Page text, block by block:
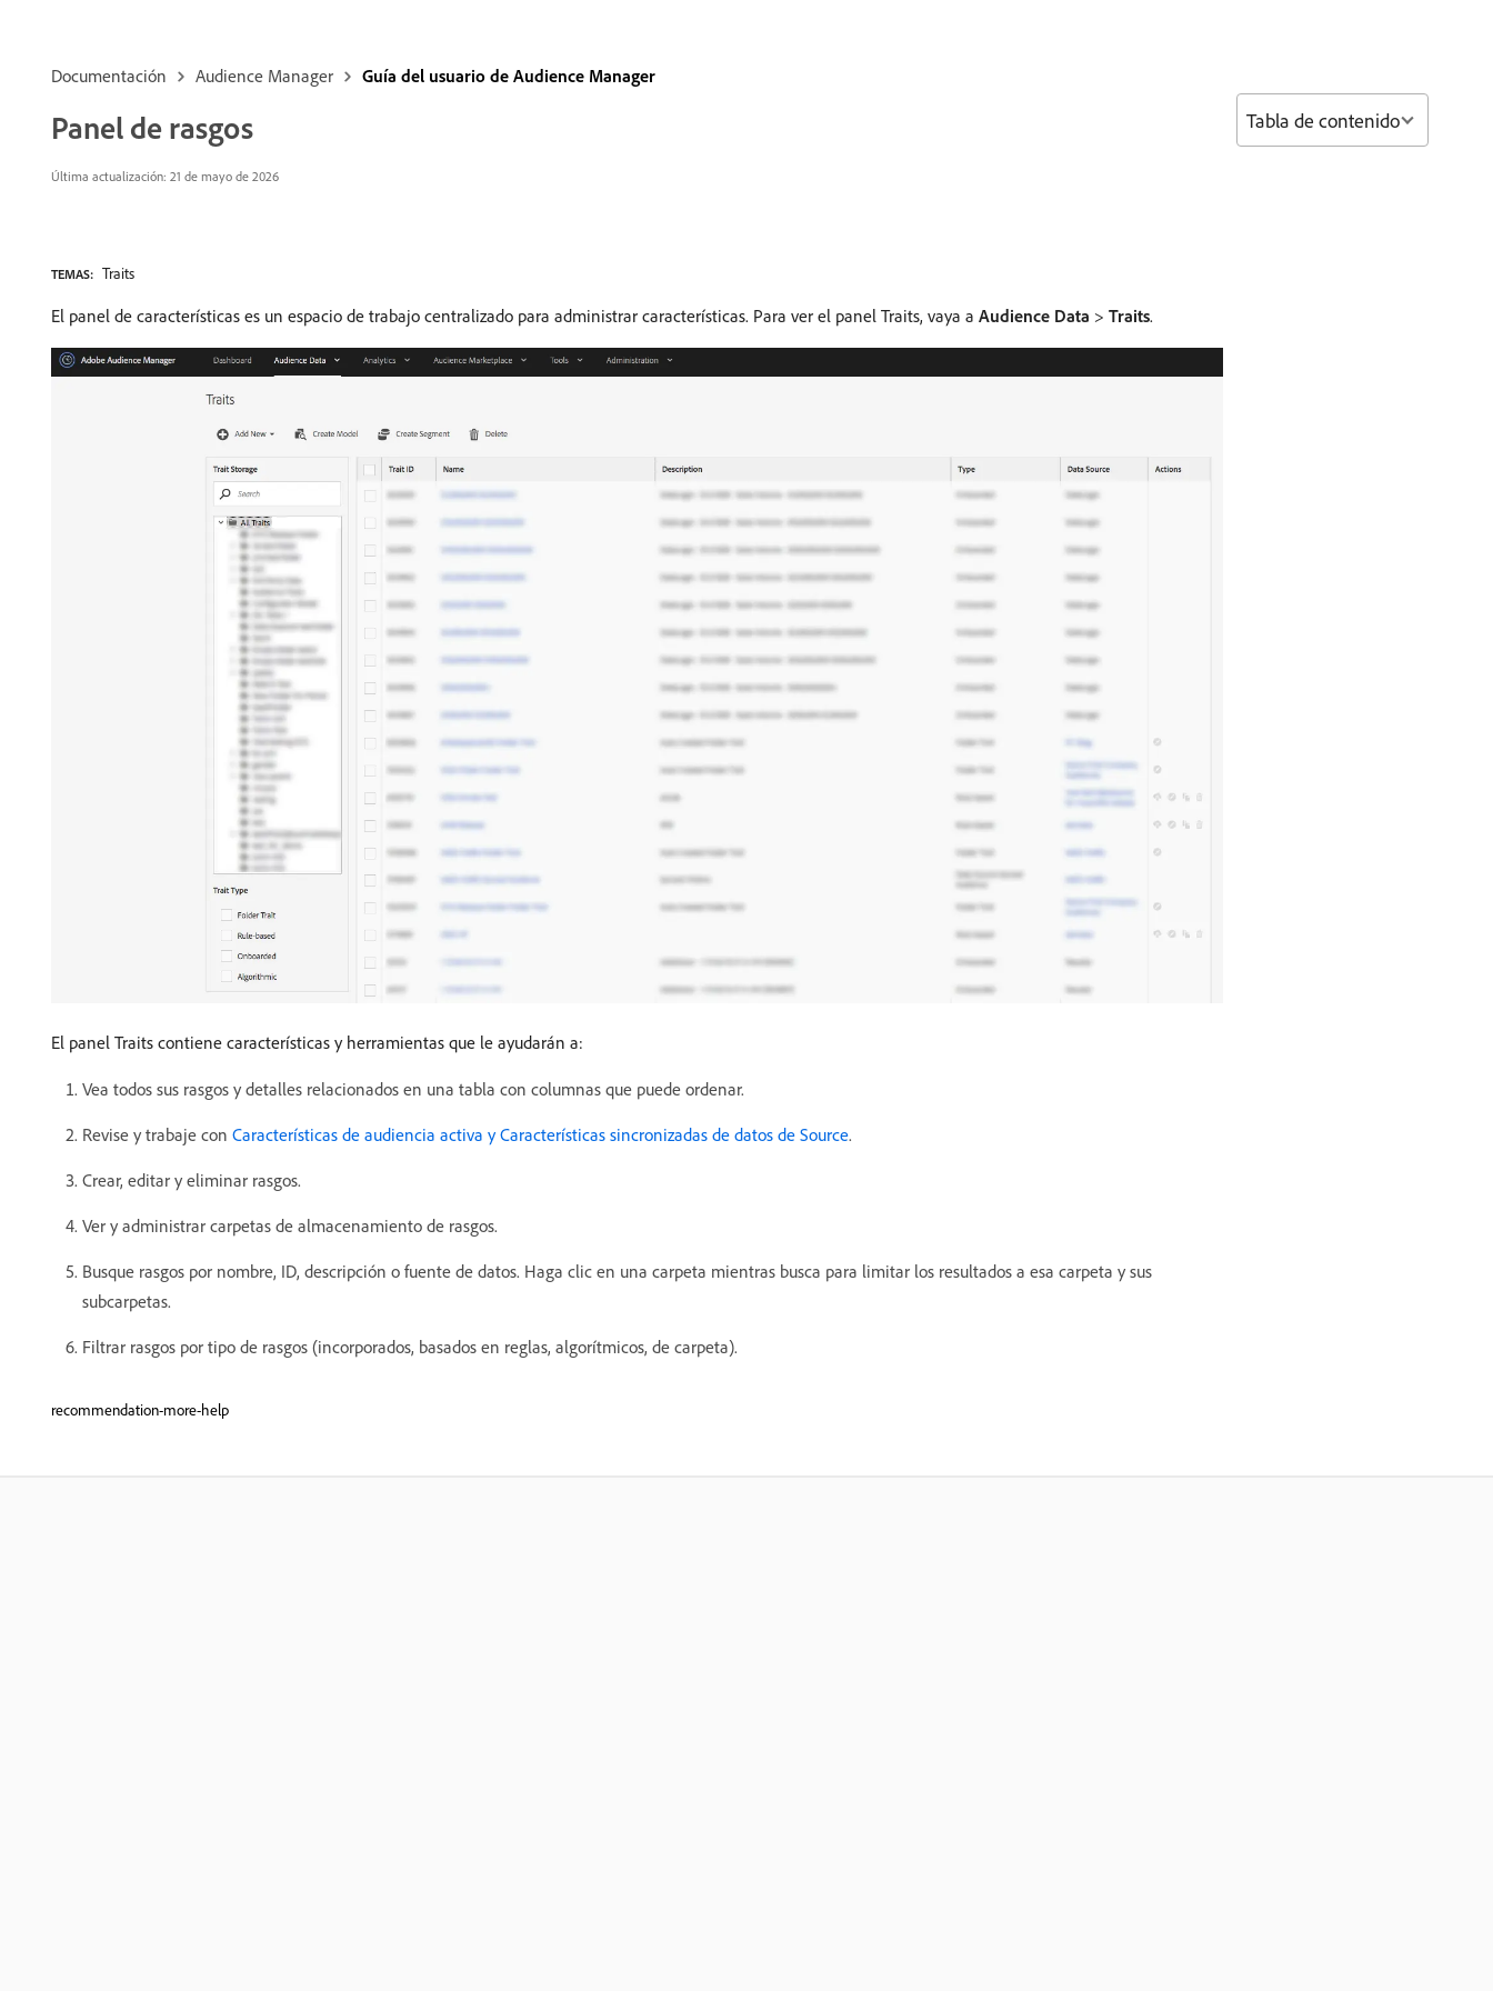
Documentación Audience Manager Guía del usuario de Audience Manager
Panel de rasgos
Última actualización: 21 de mayo de 2026
TEMAS: Traits
El panel de características es un espacio de trabajo centralizado para administrar características. Para ver el panel Traits, vaya a Audience Data > Traits.
El panel Traits contiene características y herramientas que le ayudarán a:
Vea todos sus rasgos y detalles relacionados en una tabla con columnas que puede ordenar.
Revise y trabaje con Características de audiencia activa y Características sincronizadas de datos de Source.
Crear, editar y eliminar rasgos.
Ver y administrar carpetas de almacenamiento de rasgos.
Busque rasgos por nombre, ID, descripción o fuente de datos. Haga clic en una carpeta mientras busca para limitar los resultados a esa carpeta y sus
subcarpetas.
Filtrar rasgos por tipo de rasgos (incorporados, basados en reglas, algorítmicos, de carpeta).
recommendation-more-help
Tabla de contenido